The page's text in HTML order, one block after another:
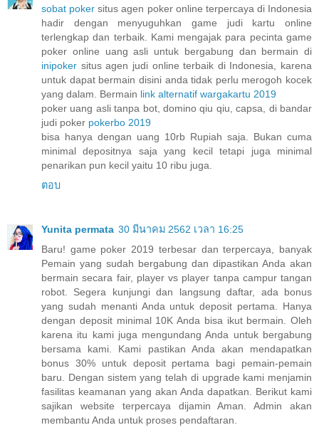
sobat poker situs agen poker online terpercaya di Indonesia
hadir dengan menyuguhkan game judi kartu online
terlengkap dan terbaik. Kami mengajak para pecinta game
poker online uang asli untuk bergabung dan bermain di
inipoker situs agen judi online terbaik di Indonesia, karena
untuk dapat bermain disini anda tidak perlu merogoh kocek
yang dalam. Bermain link alternatif wargakartu 2019
poker uang asli tanpa bot, domino qiu qiu, capsa, di bandar
judi poker pokerbo 2019
bisa hanya dengan uang 10rb Rupiah saja. Bukan cuma
minimal depositnya saja yang kecil tetapi juga minimal
penarikan pun kecil yaitu 10 ribu juga.
ตอบ
Yunita permata 30 มีนาคม 2562 เวลา 16:25
Baru! game poker 2019 terbesar dan terpercaya, banyak
Pemain yang sudah bergabung dan dipastikan Anda akan
bermain secara fair, player vs player tanpa campur tangan
robot. Segera kunjungi dan langsung daftar, ada bonus
yang sudah menanti Anda untuk deposit pertama. Hanya
dengan deposit minimal 10K Anda bisa ikut bermain. Oleh
karena itu kami juga mengundang Anda untuk bergabung
bersama kami. Kami pastikan Anda akan mendapatkan
bonus 30% untuk deposit pertama bagi pemain-pemain
baru. Dengan sistem yang telah di upgrade kami menjamin
fasilitas keamanan yang akan Anda dapatkan. Berikut kami
sajikan website terpercaya dijamin Aman. Admin akan
membantu Anda untuk proses pendaftaran.